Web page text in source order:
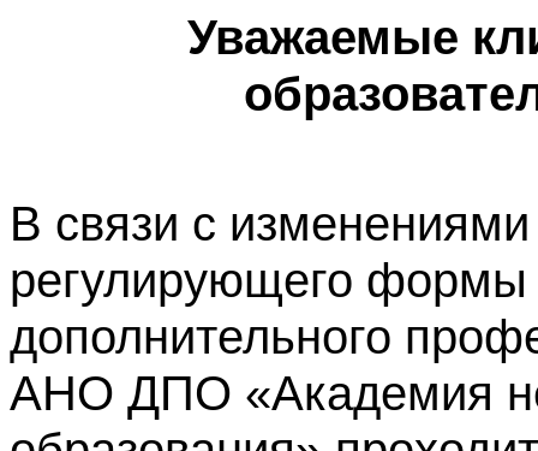
Уважаемые
В связи с изменениями
регулирующего формы
дополнительного
АНО ДПО «Академия